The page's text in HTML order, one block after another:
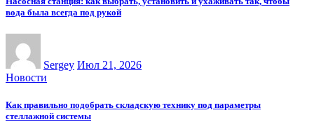
вода была всегда под рукой
Sergey Июл 21, 2026
Новости
Как правильно подобрать складскую технику под параметры
стеллажной системы